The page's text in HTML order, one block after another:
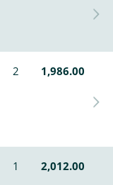
2 1,986.00
1 2,012.00